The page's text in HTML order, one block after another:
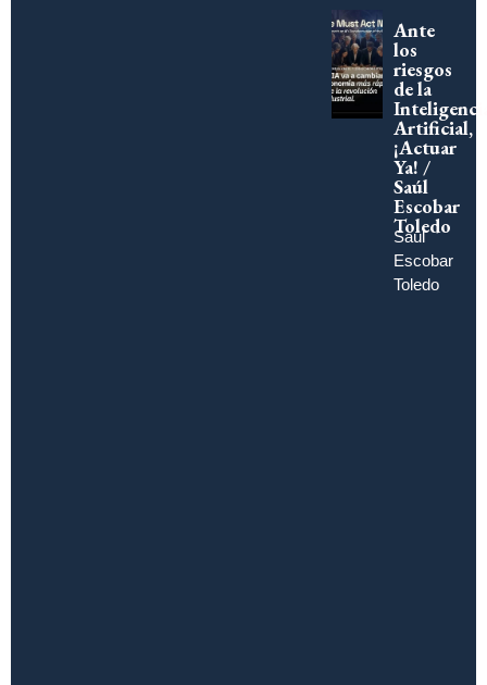
Ante
los
riesgos
de la
Artificial,
¡Actuar
Ya! /
Saúl
Escobar
Toledo
Saúl
Escobar
Toledo